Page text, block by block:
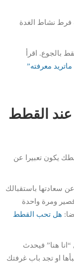
فرط نشاط الغدة
بالجوع. اقرأ
معرفته”
عند القطط
يكون تعبيرا عن
سعادتها باستقبالك
ومرة واحدة
هل تحب القطط
“انا هنا” فيحدث
او تجد باب غرفتك